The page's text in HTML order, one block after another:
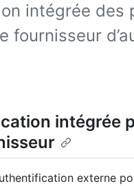
intégrée des
fournisseur
intégrée
externe